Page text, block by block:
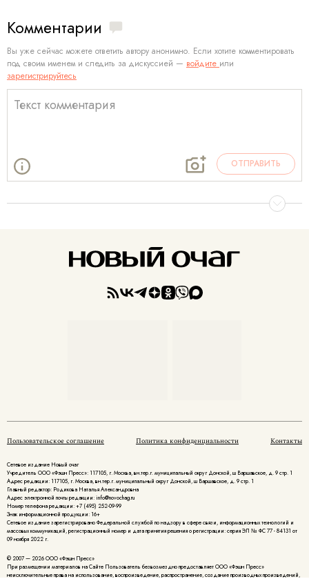
Комментарии
Вы уже сейчас можете ответить автору анонимно. Если хотите комментировать
под своим именем и следить за дискуссией — войдите или
зарегистрируйтесь
ОТПРАВИТЬ
Пользовательское соглашение Политика конфиденциальности Контакты
Сетевое издание Новый очаг
Учредитель ООО «Фэшн Пресс»: 117105, г. Москва, вн.тер.г. муниципальный округ Донской, ш Варшавское, д. 9 стр. 1
Адрес редакции: 117105, г. Москва, вн.тер.г. муниципальный округ Донской, ш Варшавское, д. 9 стр. 1
Главный редактор: Родикова Наталья Александровна
Адрес электронной почты редакции: info@novochag.ru
Номер телефона редакции: +7 (495) 252-09-99
Знак информационной продукции: 16+
Cетевое издание зарегистрировано Федеральной службой по надзору в сфере связи, информационных технологий и
массовых коммуникаций, регистрационный номер и дата принятия решения о регистрации: серия ЭЛ № ФС 77 - 84131 от
09 ноября 2022 г.
© 2007 — 2026 ООО «Фэшн Пресс»
При размещении материалов на Сайте Пользователь безвозмездно предоставляет ООО «Фэшн Пресс»
неисключительные права на использование, воспроизведение, распространение, создание производных произведений,